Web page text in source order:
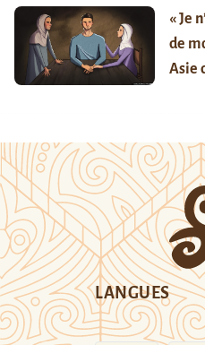
« Je
de
Asie
LANGUES